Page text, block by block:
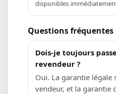
disponibles
Questions fréquentes
Dois-je toujours
revendeur ?
Oui. La garantie légale
vendeur, et la garantie